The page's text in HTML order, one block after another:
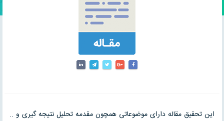
این تحقیق مقاله دارای موضوعاتی همچون مقدمه تحلیل نتیجه گیری و ..